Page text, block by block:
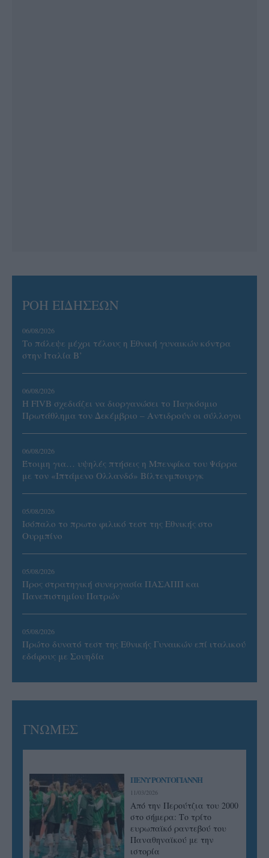
ΡΟΗ ΕΙΔΗΣΕΩΝ
06/08/2026
Το πάλεψε μέχρι τέλους η Εθνική γυναικών κόντρα
στην Ιταλία Β’
06/08/2026
Η FIVB σχεδιάζει να διοργανώσει το Παγκόσμιο
Πρωτάθλημα τον Δεκέμβριο – Αντιδρούν οι σύλλογοι
06/08/2026
Έτοιμη για… υψηλές πτήσεις η Μπενφίκα του Ψάρρα
με τον «Ιπτάμενο Ολλανδό» Βίλτενμπουργκ
05/08/2026
Ισόπαλο το πρωτο φιλικό τεστ της Εθνικής στο
Ουρμπίνο
05/08/2026
Προς στρατηγική συνεργασία ΠΑΣΑΠΠ και
Πανεπιστημίου Πατρών
05/08/2026
Πρώτο δυνατό τεστ της Εθνικής Γυναικών επί ιταλικού
εδάφους με Σουηδία
ΓΝΩΜΕΣ
ΠΕΝΥ ΡΟΝΤΟΓΙΑΝΝΗ
11/03/2026
Από την Περούτζια του 2000
στο σήμερα: Tο τρίτο
ευρωπαϊκό ραντεβού του
Παναθηναϊκού με την
ιστορία